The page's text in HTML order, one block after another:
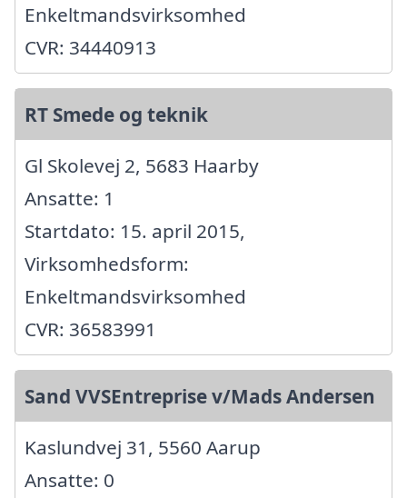
Enkeltmandsvirksomhed
CVR: 34440913
RT Smede og teknik
Gl Skolevej 2, 5683 Haarby
Ansatte: 1
Startdato: 15. april 2015,
Virksomhedsform:
Enkeltmandsvirksomhed
CVR: 36583991
Sand VVSEntreprise v/Mads Andersen
Kaslundvej 31, 5560 Aarup
Ansatte: 0